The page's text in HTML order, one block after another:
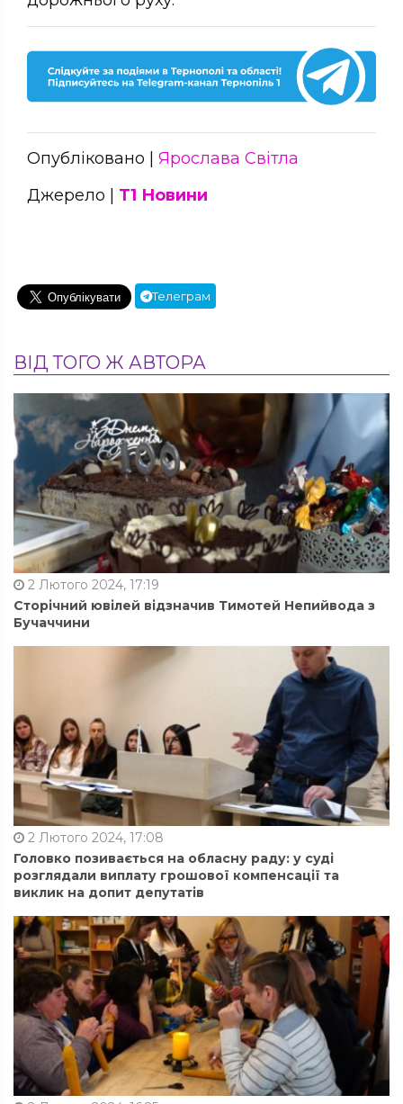
Опубліковано | Ярослава Світла
Джерело | Т1 Новини
Телеграм
ВІД ТОГО Ж АВТОРА
2 Лютого 2024, 17:19
Сторічний ювілей відзначив Тимотей Непийвода з
Бучаччини
2 Лютого 2024, 17:08
Головко позивається на обласну раду: у суді
розглядали виплату грошової компенсації та
виклик на допит депутатів